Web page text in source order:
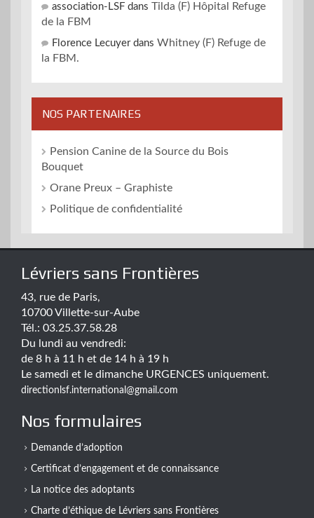
association-LSF dans Tilda (F) Hôpital Refuge
de la FBM
Florence Lecuyerdans Whitney (F) Refuge de
la FBM.
NOS PARTENAIRES
Pension Canine de la Source du Bois
Bouquet
Orane Preux – Graphiste
Politique de confidentialité
Lévriers sans Frontières
43, rue de Paris,
10700 Villette-sur-Aube
Tél.: 03.25.37.58.28
Du lundi au vendredi:
de 8 h à 11 h et de 14 h à 19 h
Le samedi et le dimanche URGENCES uniquement.
directionlsf.international@gmail.com
Nos formulaires
Demande d’adoption
Certificat d’engagement et de connaissance
La notice des adoptants
Charte d’éthique de Lévriers sans Frontières